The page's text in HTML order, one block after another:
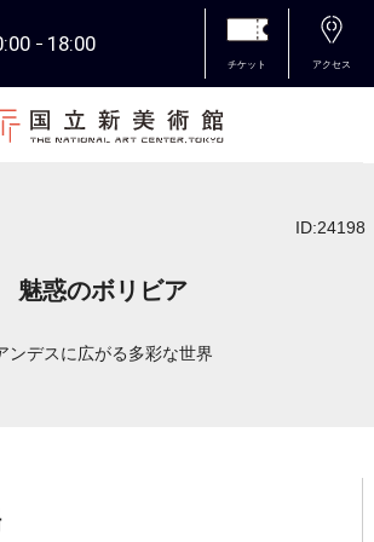
18:00
チケット アクセス
ID:24198
魅惑のボリビア
ンデスに広がる多彩な世界